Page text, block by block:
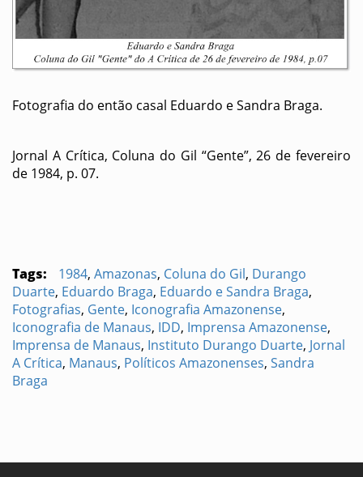
Fotografia do então casal Eduardo e Sandra Braga.
Jornal A Crítica, Coluna do Gil “Gente”, 26 de fevereiro
de 1984, p. 07.
Tags: 1984, Amazonas, Coluna do Gil, Durango
Duarte, Eduardo Braga, Eduardo e Sandra Braga,
Fotografias, Gente, Iconografia Amazonense,
Iconografia de Manaus, IDD, Imprensa Amazonense,
Imprensa de Manaus, Instituto Durango Duarte, Jornal
A Crítica, Manaus, Políticos Amazonenses, Sandra
Braga